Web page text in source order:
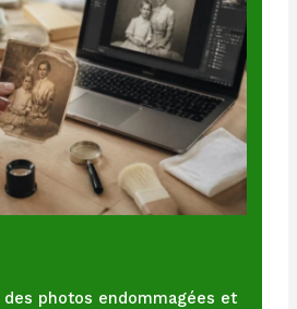
photos endommagées et